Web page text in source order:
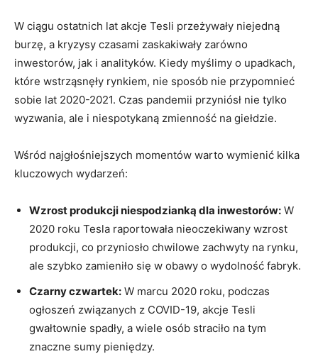
W ciągu ostatnich lat akcje Tesli przeżywały niejedną
burzę, a kryzysy czasami zaskakiwały zarówno
inwestorów, jak i analityków. Kiedy myślimy o upadkach,‍
które wstrząsnęły rynkiem, nie sposób nie‍ przypomnieć
sobie lat 2020-2021. ⁣Czas pandemii przyniósł⁣ nie‍ tylko
wyzwania, ale i niespotykaną zmienność na giełdzie.
Wśród najgłośniejszych momentów ‍warto wymienić kilka
kluczowych wydarzeń:
Wzrost produkcji niespodzianką dla inwestorów: W
2020 roku Tesla raportowała⁢ nieoczekiwany wzrost
produkcji, co przyniosło⁤ chwilowe zachwyty na rynku,‍
ale szybko zamieniło się​ w obawy‍ o wydolność fabryk.
Czarny czwartek: W ⁣marcu 2020 roku, podczas
ogłoszeń związanych‍ z COVID-19,⁣ akcje Tesli
gwałtownie spadły, a wiele osób straciło na tym
znaczne sumy​ pieniędzy.